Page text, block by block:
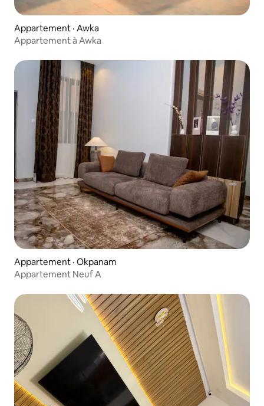
Appartement · Awka
Appartement à Awka
Appartement · Okpanam
Appartement Neuf A